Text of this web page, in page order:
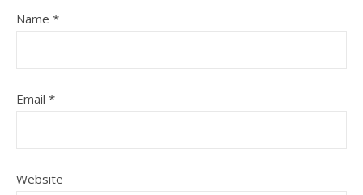
Name *
Email *
Website